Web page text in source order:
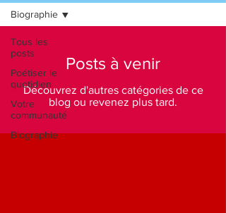
Tous les
posts
Poétiser le
quotidien
Votre
communauté
Biographie
Biographie
Posts à venir
Découvrez d'autres catégories de ce
blog ou revenez plus tard.